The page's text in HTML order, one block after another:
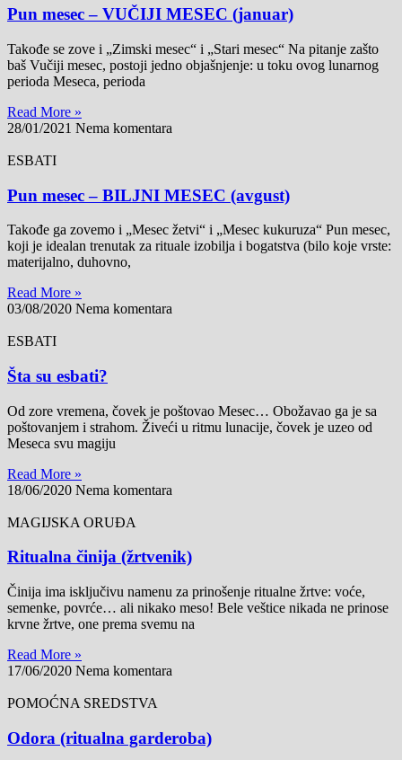
Pun mesec – VUČIJI MESEC (januar)
Takođe se zove i „Zimski mesec“ i „Stari mesec“ Na pitanje zašto
baš Vučiji mesec, postoji jedno objašnjenje: u toku ovog lunarnog
perioda Meseca, perioda
Read More »
28/01/2021 Nema komentara
ESBATI
Pun mesec – BILJNI MESEC (avgust)
Takođe ga zovemo i „Mesec žetvi“ i „Mesec kukuruza“ Pun mesec,
koji je idealan trenutak za rituale izobilja i bogatstva (bilo koje vrste:
materijalno, duhovno,
Read More »
03/08/2020 Nema komentara
ESBATI
Šta su esbati?
Od zore vremena, čovek je poštovao Mesec… Obožavao ga je sa
poštovanjem i strahom. Živeći u ritmu lunacije, čovek je uzeo od
Meseca svu magiju
Read More »
18/06/2020 Nema komentara
MAGIJSKA ORUĐA
Ritualna činija (žrtvenik)
Činija ima isključivu namenu za prinošenje ritualne žrtve: voće,
semenke, povrće… ali nikako meso! Bele veštice nikada ne prinose
krvne žrtve, one prema svemu na
Read More »
17/06/2020 Nema komentara
POMOĆNA SREDSTVA
Odora (ritualna garderoba)